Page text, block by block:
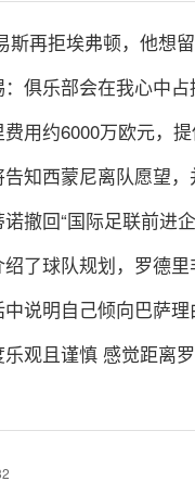
斯再拒埃弗顿，他想
俱乐部会在我心中占
用约6000万欧元，
知西蒙尼离队愿望，
撤回“国际足联前进企
了球队规划，罗德里
说明自己倾向巴萨理
观且谨慎 感觉距离